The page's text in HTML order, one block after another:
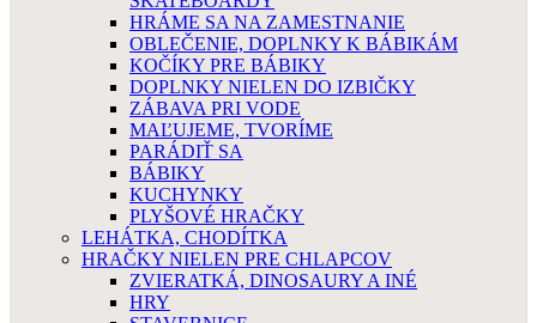
HRÁME SA NA ZAMESTNANIE
OBLEČENIE, DOPLNKY K BÁBIKÁM
KOČÍKY PRE BÁBIKY
DOPLNKY NIELEN DO IZBIČKY
ZÁBAVA PRI VODE
MAĽUJEME, TVORÍME
PARÁDIŤ SA
BÁBIKY
KUCHYNKY
PLYŠOVÉ HRAČKY
LEHÁTKA, CHODÍTKA
HRAČKY NIELEN PRE CHLAPCOV
ZVIERATKÁ, DINOSAURY A INÉ
HRY